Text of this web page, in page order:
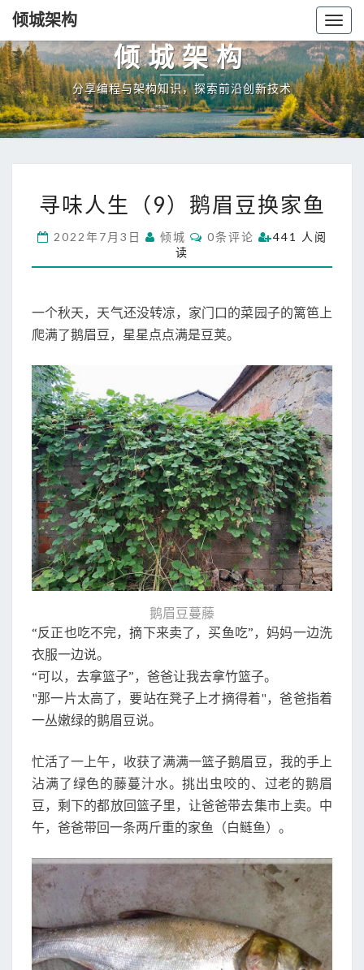
倾城架构
倾城架构
分享编程与架构知识，探索前沿创新技术
味
生
（
鹅
眉
鱼
寻味人生（9）鹅眉豆换家鱼
2022年7月3日 倾城
C
O
M
T
S
0条评论
441 人阅
读
一个秋天，天气还没转凉，家门口的菜园子的篱笆上
爬满了鹅眉豆，星星点点满是豆荚。
鹅眉豆蔓藤
“反正也吃不完，摘下来卖了，买鱼吃”，妈妈一边洗
衣服一边说。
“可以，去拿篮子”，爸爸让我去拿竹篮子。
"那一片太高了，要站在凳子上才摘得着"，爸爸指着
一丛嫩绿的鹅眉豆说。
忙活了一上午，收获了满满一篮子鹅眉豆，我的手上
沾满了绿色的藤蔓汁水。挑出虫咬的、过老的鹅眉
豆，剩下的都放回篮子里，让爸爸带去集市上卖。中
午，爸爸带回一条两斤重的家鱼（白鲢鱼）。